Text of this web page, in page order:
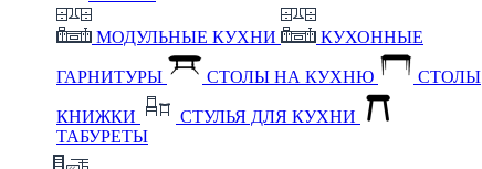
МОДУЛЬНЫЕ КУХНИ КУХОННЫЕ
ГАРНИТУРЫ СТОЛЫ НА КУХНЮ СТОЛЫ
КНИЖКИ
СТУЛЬЯ ДЛЯ КУХНИ
ТАБУРЕТЫ